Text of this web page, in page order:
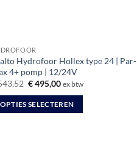
Hydrofoor Hollex type 24 | Par-
4+ pomp | 12/24V
Oorspronkelijke
was:
€ 543,52.
€495,00Huidige
is:
€ 495,00.
ex btw
OPTIES SELECTEREN